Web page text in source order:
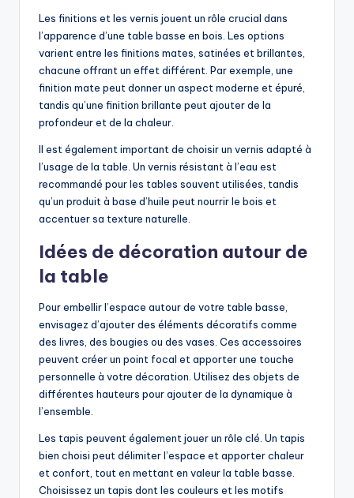
Les finitions et les vernis jouent un rôle crucial dans
l’apparence d’une table basse en bois. Les options
varient entre les finitions mates, satinées et brillantes,
chacune offrant un effet différent. Par exemple, une
finition mate peut donner un aspect moderne et épuré,
tandis qu’une finition brillante peut ajouter de la
profondeur et de la chaleur.
Il est également important de choisir un vernis adapté à
l’usage de la table. Un vernis résistant à l’eau est
recommandé pour les tables souvent utilisées, tandis
qu’un produit à base d’huile peut nourrir le bois et
accentuer sa texture naturelle.
Idées de décoration autour de
la table
Pour embellir l’espace autour de votre table basse,
envisagez d’ajouter des éléments décoratifs comme
des livres, des bougies ou des vases. Ces accessoires
peuvent créer un point focal et apporter une touche
personnelle à votre décoration. Utilisez des objets de
différentes hauteurs pour ajouter de la dynamique à
l’ensemble.
Les tapis peuvent également jouer un rôle clé. Un tapis
bien choisi peut délimiter l’espace et apporter chaleur
et confort, tout en mettant en valeur la table basse.
Choisissez un tapis dont les couleurs et les motifs